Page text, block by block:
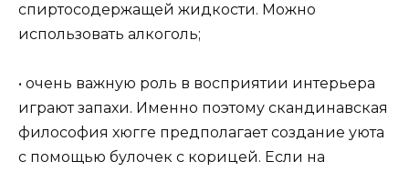
спиртосодержащей жидкости. Можно
использовать алкоголь;
• очень важную роль в восприятии интерьера
играют запахи. Именно поэтому скандинавская
философия хюгге предполагает создание уюта
с помощью булочек с корицей. Если на